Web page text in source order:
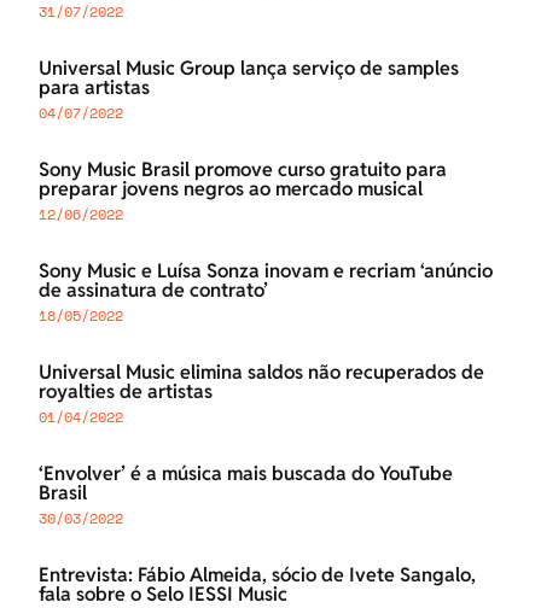
31/07/2022
Universal Music Group lança serviço de samples
para artistas
04/07/2022
Sony Music Brasil promove curso gratuito para
preparar jovens negros ao mercado musical
12/06/2022
Sony Music e Luísa Sonza inovam e recriam ‘anúncio
de assinatura de contrato’
18/05/2022
Universal Music elimina saldos não recuperados de
royalties de artistas
01/04/2022
‘Envolver’ é a música mais buscada do YouTube
Brasil
30/03/2022
Entrevista: Fábio Almeida, sócio de Ivete Sangalo,
fala sobre o Selo IESSI Music